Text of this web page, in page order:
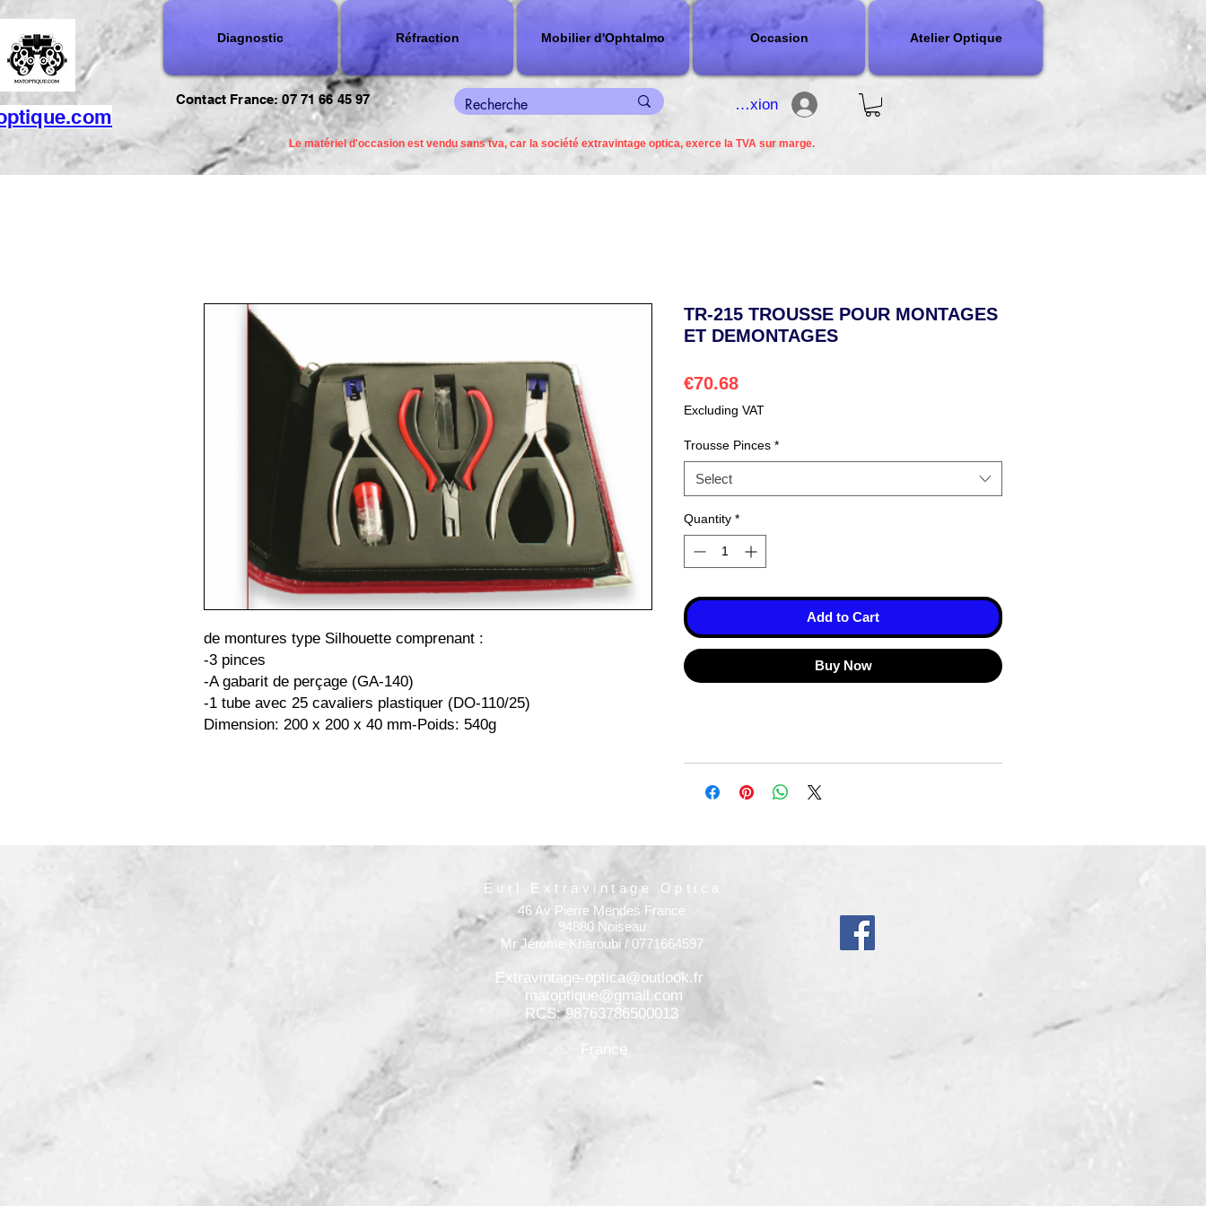
Diagnostic Réfraction Mobilier d'Ophtalmo Occasion Atelier Optique
Contact France: 07 71 66 45 97 connexion
Le matériel d'occasion est vendu sans tva, car la société extravintage optica, exerce la TVA sur marge.
de montures type Silhouette comprenant :
-3 pinces
-A gabarit de perçage (GA-140)
-1 tube avec 25 cavaliers plastiquer (DO-110/25)
Dimension: 200 x 200 x 40 mm-Poids: 540g
TR-215 TROUSSE POUR MONTAGES
ET DEMONTAGES
€70.68Price
Excluding VAT
Trousse Pinces *
Select
Quantity *
Add to Cart
Buy Now
Eurl Extravintage Optica
46 Av Pierre Mendes France
94880 Noiseau
Mr Jérome Kharoubi / 0771664597
Extravintage-optica@outlook.fr
matoptique@gmail.com
RCS: 98763786500013
France